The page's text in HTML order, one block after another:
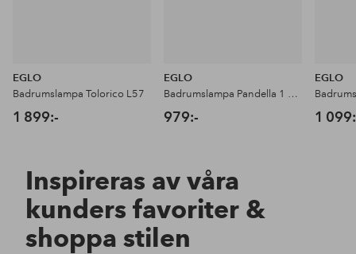
EGLO
Badrumslampa Tolorico L57
1 899:-
EGLO
Badrumslampa Pandella 1 L40
979:-
EGLO
1
Inspireras av våra
kunders favoriter &
shoppa stilen